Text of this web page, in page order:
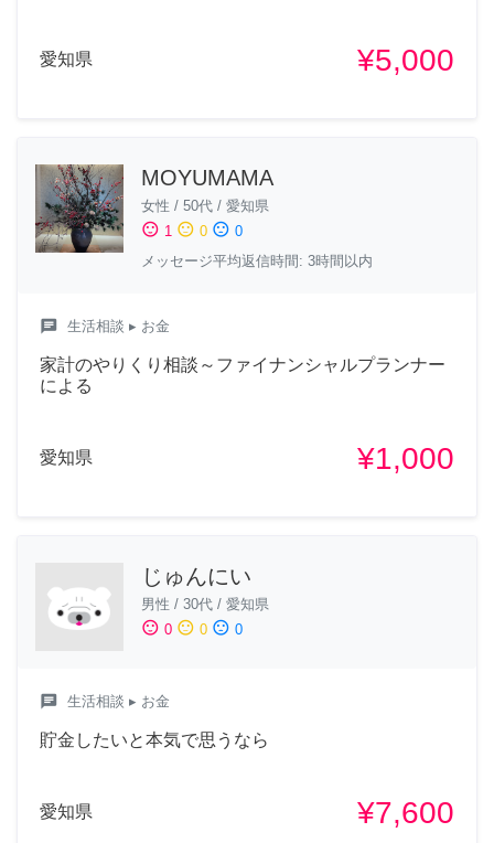
愛知県 ¥5,000
MOYUMAMA
女性 / 50代 / 愛知県
sentiment_satisfied 1 sentiment_neutral 0 sentiment_dissatisfied 0
メッセージ平均返信時間: 3時間以内
chat 生活相談 ▸ お金
家計のやりくり相談～ファイナンシャルプランナー
による
愛知県 ¥1,000
じゅんにい
男性 / 30代 / 愛知県
sentiment_satisfied 0 sentiment_neutral 0 sentiment_dissatisfied 0
chat 生活相談 ▸ お金
貯金したいと本気で思うなら
愛知県 ¥7,600